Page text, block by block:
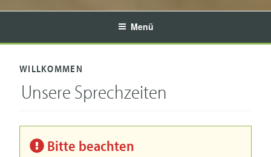
Menü
WILLKOMMEN
Unsere Sprechzeiten
Bitte beachten